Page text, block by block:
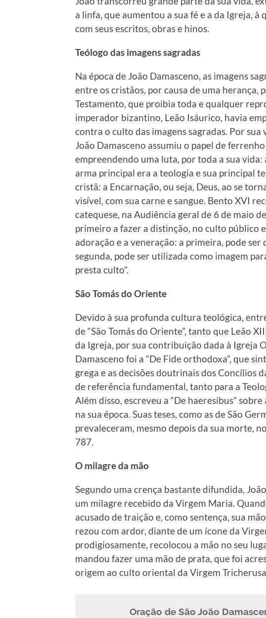
a linfa, que aumentou a sua fé e a da Igreja,
com seus escritos, obras e hinos.
Teólogo das imagens sagradas
Na época de João Damasceno, as imagens
entre os cristãos, por causa de uma
Testamento, que proibia toda e qualquer
imperador bizantino, Leão Isáurico, havia
contra o culto das imagens sagradas. Por
João Damasceno assumiu o papel de
empreendendo uma luta, por toda a sua
arma principal era a teologia e sua principal
cristã: a Encarnação, ou seja, Deus, ao se
visível, com sua carne e sangue. Bento XVI
catequese, na Audiência geral de 6 de maio
primeiro a fazer a distinção, no culto público
adoração e a veneração: a primeira, pode ser
segunda, pode ser utilizada como imagem
presta culto”.
São Tomás do Oriente
Devido à sua profunda cultura teológica,
de “São Tomás do Oriente”, tanto que Leão
da Igreja, por sua contribuição dada à Igreja
Damasceno foi a “De Fide orthodoxa”, que
grega e as decisões doutrinais dos Concílios
de referência fundamental, tanto para a
Além disso, escreveu a “De haeresibus”
na sua época. Suas teses, como as de São
prevaleceram, mesmo depois da sua morte,
787.
O milagre da mão
Segundo uma crença bastante difundida,
um milagre recebido da Virgem Maria.
acusado de traição e, como sentença, sua
rezou com ardor, diante de um ícone da
prodigiosamente, recolocou a mão no seu
mandou fazer uma mão de prata, que foi
origem ao culto oriental da Virgem
Oração de São João